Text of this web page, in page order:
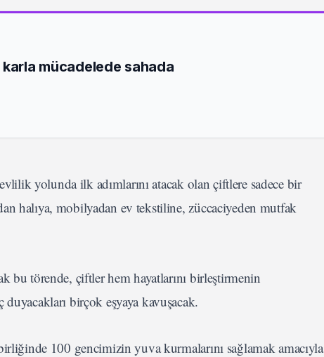
mücadelede sahada
yolunda ilk adımlarını atacak olan çiftlere sadece bir
halıya, mobilyadan ev tekstiline, züccaciyeden mutfak
bu törende, çiftler hem hayatlarını birleştirmenin
birçok eşyaya kavuşacak.
100 gencimizin yuva kurmalarını sağlamak amacıyla